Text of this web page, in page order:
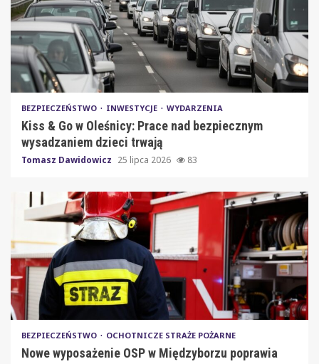
BEZPIECZEŃSTWO INWESTYCJE WYDARZENIA
Kiss & Go w Oleśnicy: Prace nad bezpiecznym
wysadzaniem dzieci trwają
Tomasz Dawidowicz 25 lipca 2026 83
BEZPIECZEŃSTWO OCHOTNICZE STRAŻE POŻARNE
Nowe wyposażenie OSP w Międzyborzu poprawia